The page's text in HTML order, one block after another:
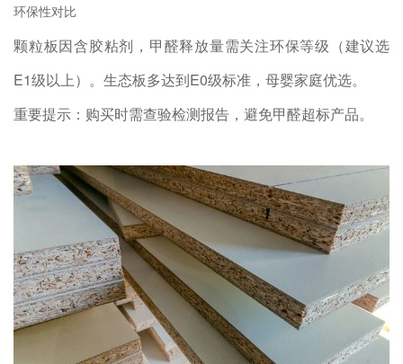
环保性对比
颗粒板因含胶粘剂，甲醛释放量需关注环保等级（建议选
E1级以上）。生态板多达到E0级标准，母婴家庭优选。
重要提示：购买时需查验检测报告，避免甲醛超标产品。